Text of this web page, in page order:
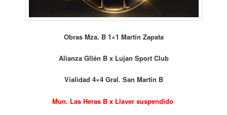
Obras Mza. B 1×1 Martín Zapata
Alianza Gllén B x Lujan Sport Club
Vialidad 4×4 Gral. San Martín B
Mun. Las Heras B x Llaver suspendido